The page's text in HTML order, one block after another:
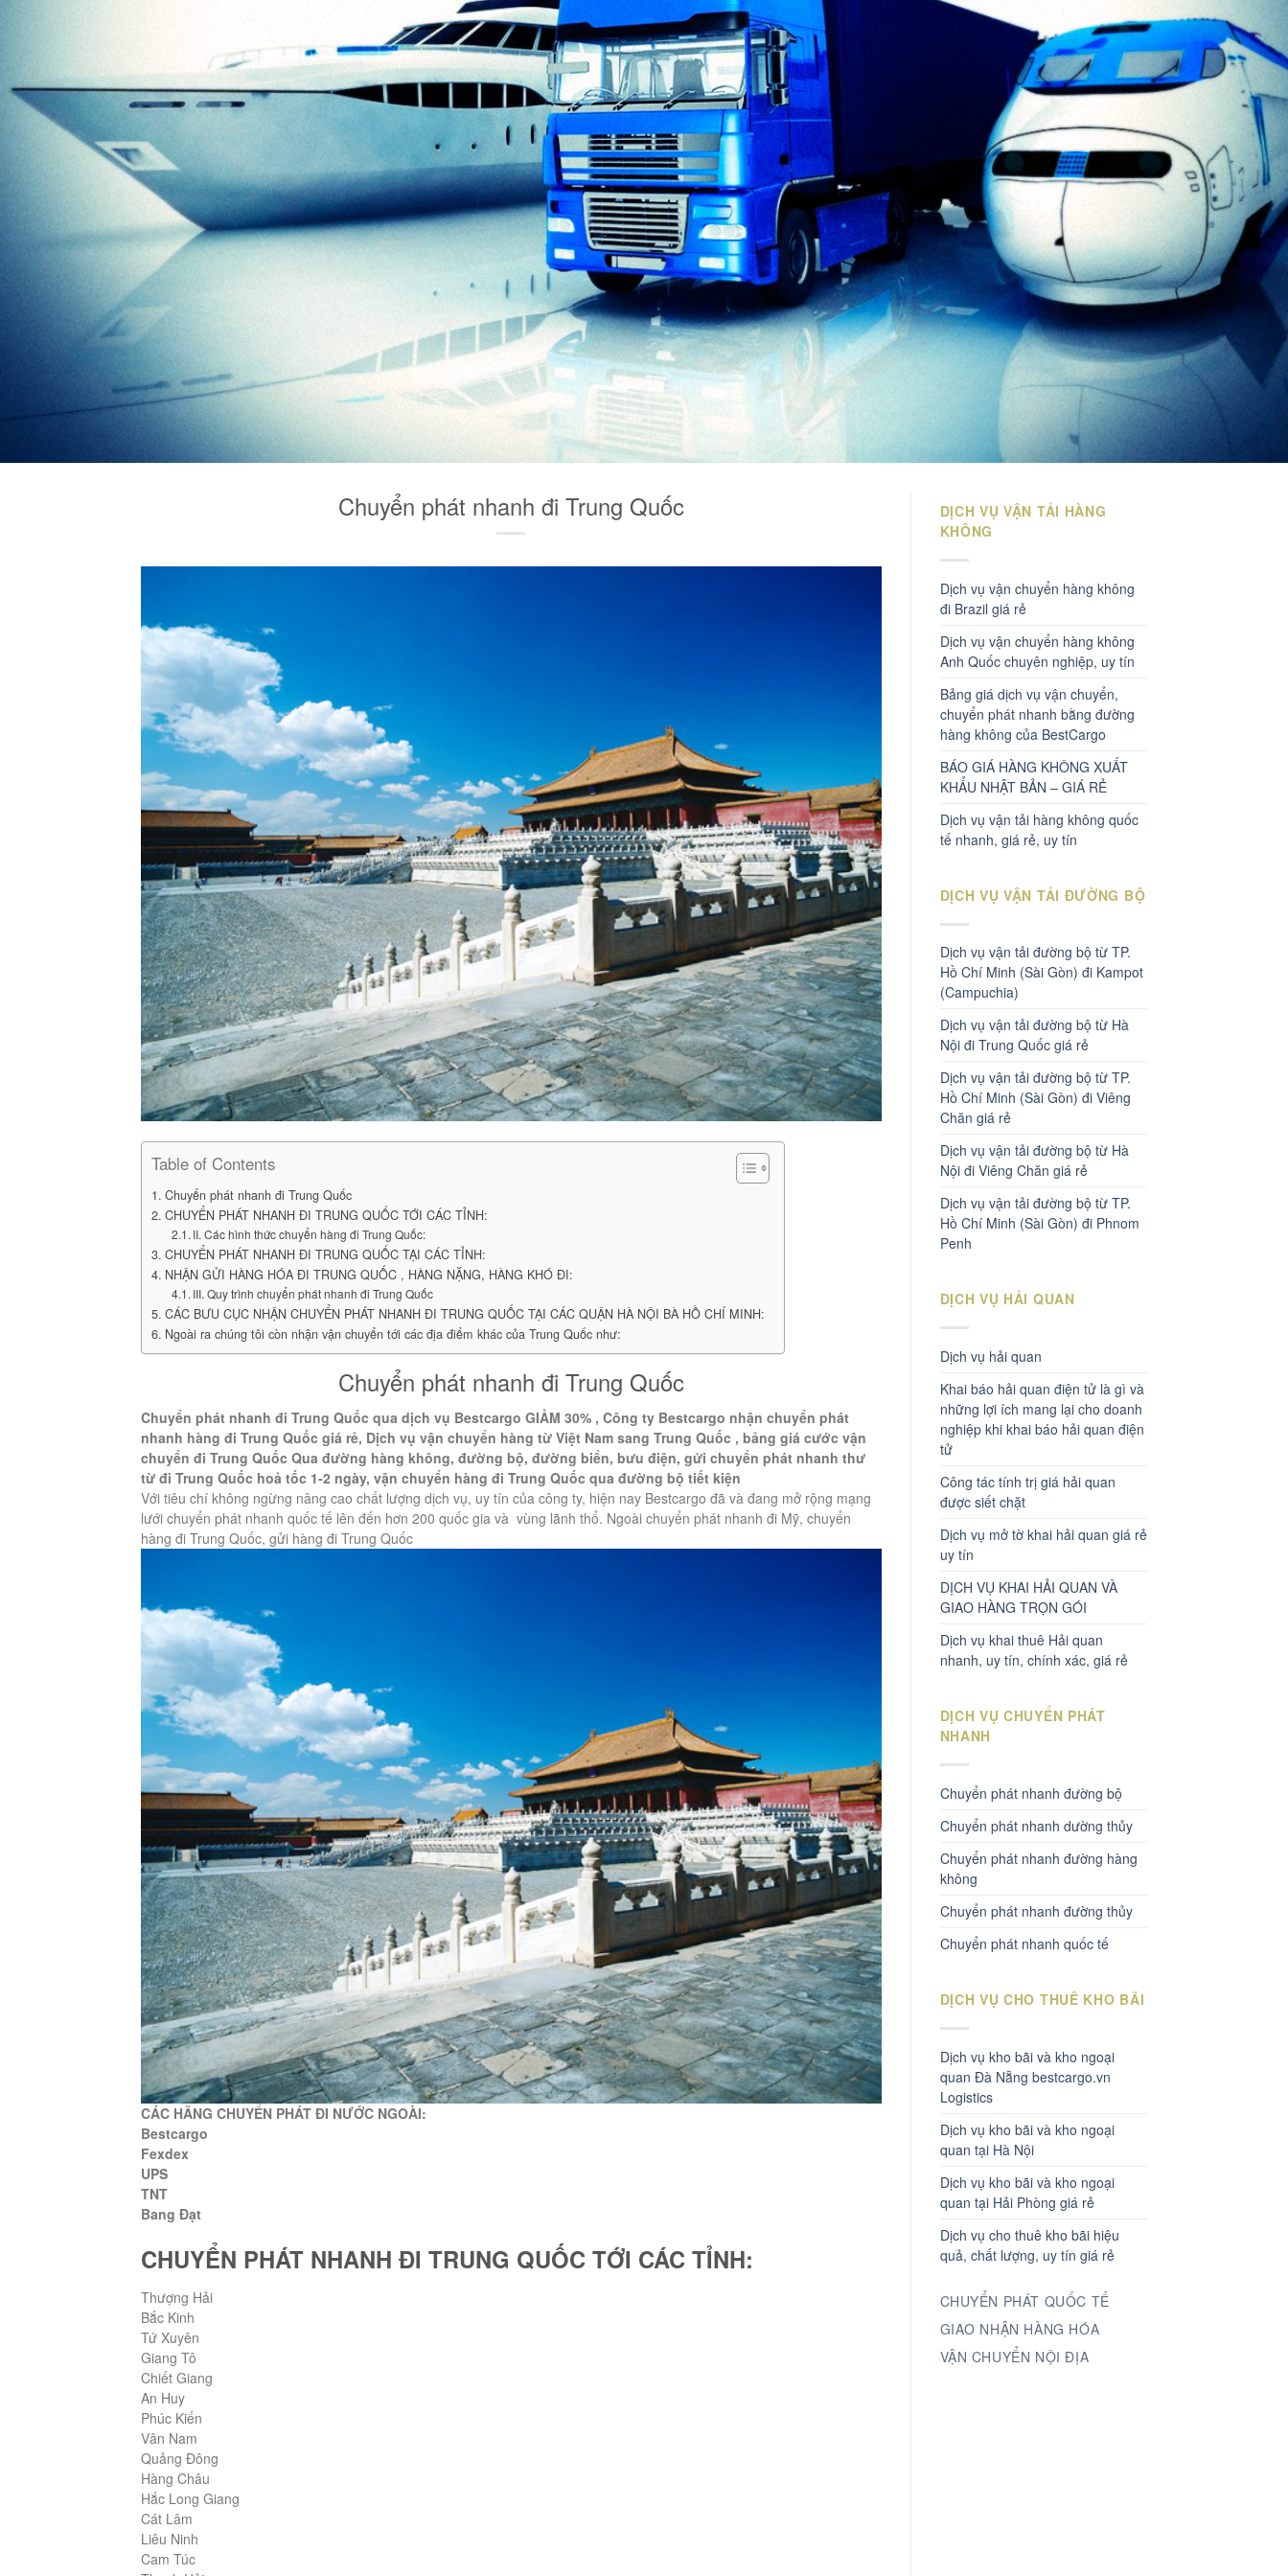
Chuyển phát nhanh đi Trung Quốc
Table of Contents
Chuyển phát nhanh đi Trung Quốc
CHUYỂN PHÁT NHANH ĐI TRUNG QUỐC TỚI CÁC TỈNH:
II. Các hình thức chuyển hàng đi Trung Quốc:
CHUYỂN PHÁT NHANH ĐI TRUNG QUỐC TẠI CÁC TỈNH:
NHẬN GỬI HÀNG HÓA ĐI TRUNG QUỐC , HÀNG NẶNG, HÀNG KHÓ ĐI:
III. Quy trình chuyển phát nhanh đi Trung Quốc
CÁC BƯU CỤC NHẬN CHUYỂN PHÁT NHANH ĐI TRUNG QUỐC TẠI CÁC QUẬN HÀ NỘI BÀ HỒ CHÍ MINH:
Ngoài ra chúng tôi còn nhận vận chuyển tới các địa điểm khác của Trung Quốc như:
Chuyển phát nhanh đi Trung Quốc
Chuyển phát nhanh đi Trung Quốc qua dịch vụ Bestcargo GIẢM 30% , Công ty Bestcargo nhận chuyển phát
nhanh hàng đi Trung Quốc giá rẻ, Dịch vụ vận chuyển hàng từ Việt Nam sang Trung Quốc , bảng giá cước vận
chuyển đi Trung Quốc Qua đường hàng không, đường bộ, đường biển, bưu điện, gửi chuyển phát nhanh thư
từ đi Trung Quốc hoả tốc 1-2 ngày, vận chuyển hàng đi Trung Quốc qua đường bộ tiết kiện
Với tiêu chí không ngừng nâng cao chất lượng dịch vụ, uy tín của công ty, hiện nay Bestcargo đã và đang mở rộng mạng
lưới chuyển phát nhanh quốc tế lên đến hơn 200 quốc gia và vùng lãnh thổ. Ngoài chuyển phát nhanh đi Mỹ, chuyển
hàng đi Trung Quốc, gửi hàng đi Trung Quốc
CÁC HÃNG CHUYỂN PHÁT ĐI NƯỚC NGOÀI:
Bestcargo
Fexdex
UPS
TNT
Bang Đạt
CHUYỂN PHÁT NHANH ĐI TRUNG QUỐC TỚI CÁC TỈNH:
Thượng Hải
Bắc Kinh
Tứ Xuyên
Giang Tô
Chiết Giang
An Huy
Phúc Kiến
Vân Nam
Quảng Đông
Hàng Châu
Hắc Long Giang
Cát Lâm
Liêu Ninh
Cam Túc
DỊCH VỤ VẬN TẢI HÀNG
KHÔNG
Dịch vụ vận chuyển hàng không
đi Brazil giá rẻ
Dịch vụ vận chuyển hàng không
Anh Quốc chuyên nghiệp, uy tín
Bảng giá dịch vụ vận chuyển,
chuyển phát nhanh bằng đường
hàng không của BestCargo
BÁO GIÁ HÀNG KHÔNG XUẤT
KHẨU NHẬT BẢN – GIÁ RẺ
Dịch vụ vận tải hàng không quốc
tế nhanh, giá rẻ, uy tín
DỊCH VỤ VẬN TẢI ĐƯỜNG BỘ
Dịch vụ vận tải đường bộ từ TP.
Hồ Chí Minh (Sài Gòn) đi Kampot
(Campuchia)
Dịch vụ vận tải đường bộ từ Hà
Nội đi Trung Quốc giá rẻ
Dịch vụ vận tải đường bộ từ TP.
Hồ Chí Minh (Sài Gòn) đi Viêng
Chăn giá rẻ
Dịch vụ vận tải đường bộ từ Hà
Nội đi Viêng Chăn giá rẻ
Dịch vụ vận tải đường bộ từ TP.
Hồ Chí Minh (Sài Gòn) đi Phnom
Penh
DỊCH VỤ HẢI QUAN
Dịch vụ hải quan
Khai báo hải quan điện tử là gì và
những lợi ích mang lại cho doanh
nghiệp khi khai báo hải quan điện
tử
Công tác tính trị giá hải quan
được siết chặt
Dịch vụ mở tờ khai hải quan giá rẻ
uy tín
DỊCH VỤ KHAI HẢI QUAN VÀ
GIAO HÀNG TRỌN GÓI
Dịch vụ khai thuê Hải quan
nhanh, uy tín, chính xác, giá rẻ
DỊCH VỤ CHUYỂN PHÁT
NHANH
Chuyển phát nhanh đường bộ
Chuyển phát nhanh dường thủy
Chuyển phát nhanh đường hàng
không
Chuyển phát nhanh đường thủy
Chuyển phát nhanh quốc tế
DỊCH VỤ CHO THUÊ KHO BÃI
Dịch vụ kho bãi và kho ngoại
quan Đà Nẵng bestcargo.vn
Logistics
Dịch vụ kho bãi và kho ngoại
quan tại Hà Nội
Dịch vụ kho bãi và kho ngoại
quan tại Hải Phòng giá rẻ
Dịch vụ cho thuê kho bãi hiệu
quả, chất lượng, uy tín giá rẻ
CHUYỂN PHÁT QUỐC TẾ
GIAO NHẬN HÀNG HÓA
VẬN CHUYỂN NỘI ĐỊA